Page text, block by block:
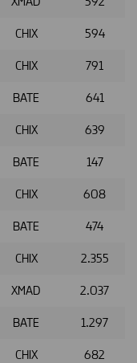
CHIX 594
CHIX 791
BATE 641
CHIX 639
BATE 147
CHIX 608
BATE 474
CHIX 2.355
XMAD 2.037
BATE 1.297
CHIX 682